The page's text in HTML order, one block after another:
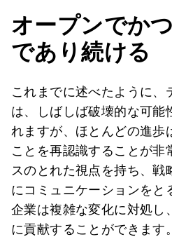
オープンでかつ
であり続ける
これまでに述べたように、
は、しばしば破壊的な可能
れますが、ほとんどの進歩
ことを再認識することが非
スのとれた視点を持ち、戦
にコミュニケーションをと
企業は複雑な変化に対処し
に貢献することができます。